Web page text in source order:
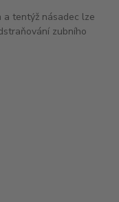
a tentýž násadec lze
zubního